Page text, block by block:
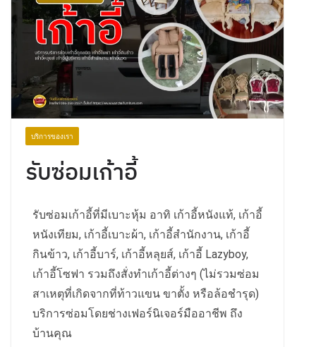
บริการของเรา
รับซ่อมเก้าอี้
รับซ่อมเก้าอี้ที่มีเบาะหุ้ม อาทิ เก้าอี้หนังแท้, เก้าอี้
หนังเทียม, เก้าอี้เบาะผ้า, เก้าอี้สำนักงาน, เก้าอี้
กินข้าว, เก้าอี้บาร์, เก้าอี้หลุยส์, เก้าอี้ Lazyboy,
เก้าอี้โซฟา รวมถึงสั่งทำเก้าอี้ต่างๆ (ไม่รวมซ่อม
สาเหตุที่เกิดจากที่ท้าวแขน ขาตั้ง หรือล้อชำรุด)
บริการซ่อมโดยช่างเฟอร์นิเจอร์มืออาชีพ ถึง
บ้านคุณ